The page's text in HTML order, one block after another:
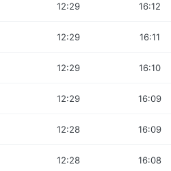
12:29 16:12
12:29 16:11
12:29 16:10
12:29 16:09
12:28 16:09
12:28 16:08